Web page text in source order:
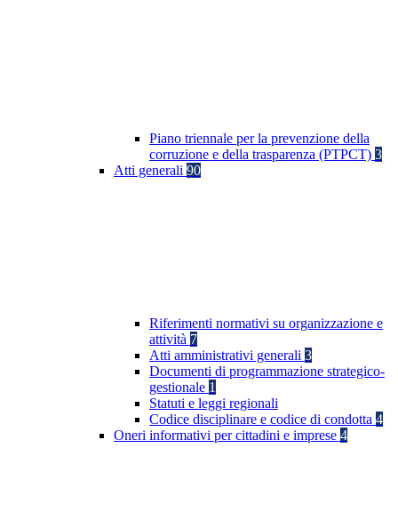
Piano triennale per la prevenzione della
corruzione e della trasparenza (PTPCT) 3
Atti generali 90
Riferimenti normativi su organizzazione e
attività 7
Atti amministrativi generali 3
Documenti di programmazione strategico-
gestionale 1
Statuti e leggi regionali
Codice disciplinare e codice di condotta 4
Oneri informativi per cittadini e imprese 4